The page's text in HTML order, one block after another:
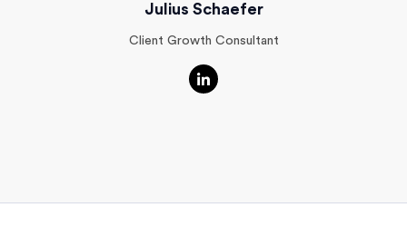
Julius Schaefer
Client Growth Consultant